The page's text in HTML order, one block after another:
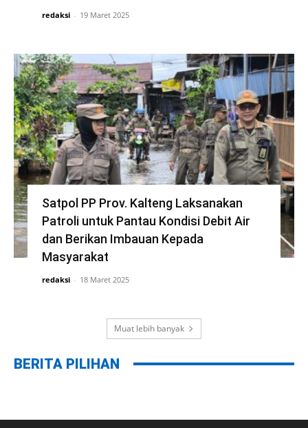
redaksi - 19 Maret 2025
Satpol PP Prov. Kalteng Laksanakan
Patroli untuk Pantau Kondisi Debit Air
dan Berikan Imbauan Kepada
Masyarakat
redaksi - 18 Maret 2025
Muat lebih banyak
BERITA PILIHAN